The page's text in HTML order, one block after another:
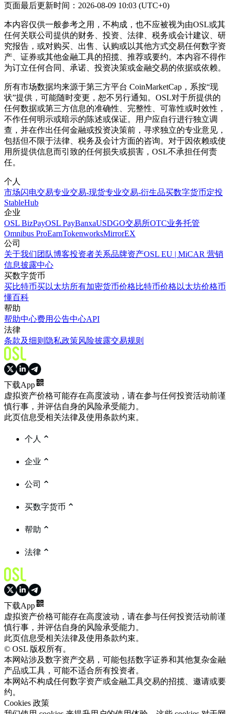
页面最后更新时间：2026-08-09 10:03 (UTC+0)
本内容仅供一般参考之用，不构成，也不应被视为由OSL或其
任何关联公司提供的财务、投资、法律、税务或会计建议、研
究报告，或对购买、出售、认购或以其他方式交易任何数字资
产、证券或其他金融工具的招揽、推荐或要约。本内容不得作
为订立任何合同、承诺、投资决策或金融交易的依据或依赖。
所有市场数据均来源于第三方平台 CoinMarketCap，系按“现
状”提供，可能随时变更，恕不另行通知。OSL对于所提供的
任何数据或第三方信息的准确性、完整性、可靠性或时效性，
不作任何明示或暗示的陈述或保证。用户应自行进行独立调
查，并在作出任何金融或投资决策前，寻求独立的专业意见，
包括但不限于法律、税务及会计方面的咨询。对于因依赖或使
用所提供信息而引致的任何损失或损害，OSL不承担任何责
任。
个人
市场闪电交易专业交易-现货专业交易-衍生品买数字货币定投
StableHub
企业
OSL BizPayOSL PayBanxaUSDGO交易所OTC业务托管
Omnibus ProEarnTokenworksMirrorEX
公司
关于我们团队博客投资者关系品牌资产OSL EU | MiCAR 营销
信息披露中心
买数字货币
买比特币买以太坊所有加密货币价格比特币价格 以太坊价格币
懂百科
帮助
帮助中心费用公告中心API
法律
条款及细则 隐私政策风险披露交易规则
下载App
虚拟资产价格可能存在高度波动，请在参与任何投资活动前谨
慎行事，并评估自身的风险承受能力。
此页信息受相关法律及使用条款约束。
个人
企业
公司
买数字货币
帮助
法律
下载App
虚拟资产价格可能存在高度波动，请在参与任何投资活动前谨
慎行事，并评估自身的风险承受能力。
此页信息受相关法律及使用条款约束。
© OSL 版权所有。
本网站涉及数字资产交易，可能包括数字证券和其他复杂金融
产品或工具，可能不适合所有投资者。
本网站不构成任何数字资产或金融工具交易的招揽、邀请或要
约。
Cookies 政策